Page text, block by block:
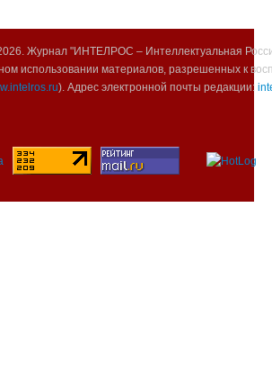
Журнал "ИНТЕЛРОС – Интеллектуальная
использовании материалов, разрешенных к
). Адрес электронной почты редакции: